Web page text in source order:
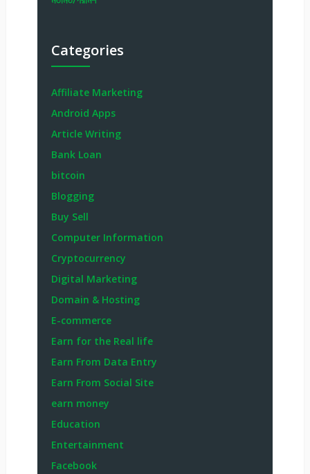
Categories
Affiliate Marketing
Android Apps
Article Writing
Bank Loan
bitcoin
Blogging
Buy Sell
Computer Information
Cryptocurrency
Digital Marketing
Domain & Hosting
E-commerce
Earn for the Real life
Earn From Data Entry
Earn From Social Site
earn money
Education
Entertainment
Facebook